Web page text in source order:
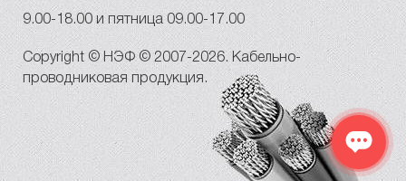
9.00-18.00 и пятница 09.00-17.00
Copyright © НЭФ © 2007-2026. Кабельно-
проводниковая продукция.